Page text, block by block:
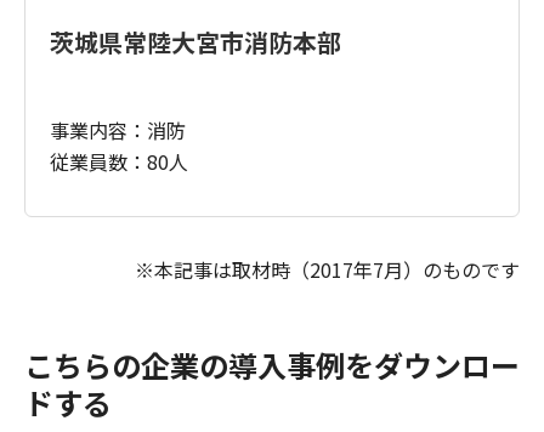
茨城県常陸大宮市消防本部
事業内容：消防
従業員数：80人
※本記事は取材時（2017年7月）のものです
こちらの企業の導入事例をダウンロー
ドする